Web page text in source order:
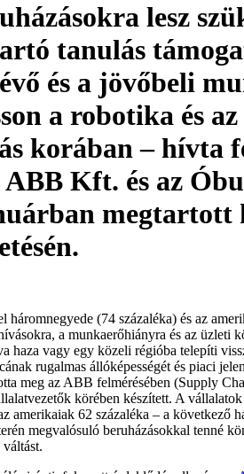
lesz
tanulás
és a jövőbeli
a robotika és az
korában – hívta
Kft. és az
megtartott
(74 százaléka) és az
a munkaerőhiányra és az üzleti
haza vagy egy közeli régióba telepíti
rugalmas állóképességét és piaci
meg az ABB felmérésében (Supply
körében készített. A
amerikaiak 62 százaléka – a következő
megvalósuló beruházásokkal tenné